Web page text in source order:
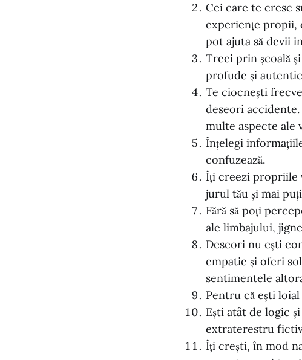
Cei care te cresc
experiențe propii,
pot ajuta să devii
Treci prin școală
profude și
Te ciocnești
deseori
multe aspecte ale
Înțelegi
confuzează.
Îți creezi propriile
jurul tău și mai
Fără să poți
ale limbajului,
Deseori nu ești
empatie și oferi
sentimentele
Pentru că ești
Ești atât de logic
extraterestru
Îți crești, în mod